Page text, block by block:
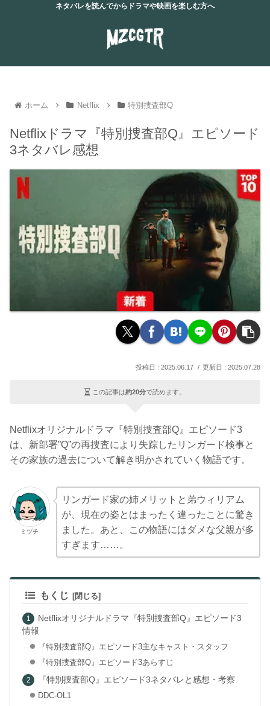
ネタバレを読んでからドラマや映画を楽しむ方へ
ホーム Netflix 特別捜査部Q
Netflixドラマ『特別捜査部Q』エピソード
3ネタバレ感想
2025.06.17 2025.07.28
この記事は約20分で読めます。
Netflixオリジナルドラマ『特別捜査部Q』エピソード3
は、新部署”Q”の再捜査により失踪したリンガード検事と
その家族の過去について解き明かされていく物語です。
ミヅチ
リンガード家の姉メリットと弟ウィリアム
が、現在の姿とはまったく違ったことに驚き
ました。あと、この物語にはダメな父親が多
すぎます……。
もくじ
Netflixオリジナルドラマ『特別捜査部Q』エピソード3
情報
『特別捜査部Q』エピソード3主なキャスト・スタッフ
『特別捜査部Q』エピソード3あらすじ
『特別捜査部Q』エピソード3ネタバレと感想・考察
DDC-OL1